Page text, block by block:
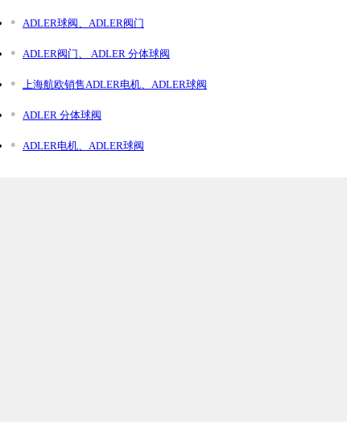
ADLER球阀、ADLER阀门
ADLER阀门、 ADLER 分体球阀
上海航欧销售ADLER电机、ADLER球阀
ADLER 分体球阀
ADLER电机、ADLER球阀